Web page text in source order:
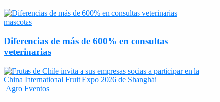
mascotas
Diferencias de más de 600% en consultas
veterinarias
Agro Eventos